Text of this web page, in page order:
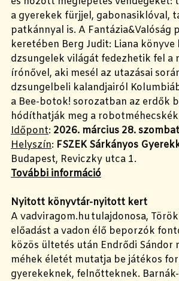
a gyerekek fürjjel, gabonasiklóval,
patkánnyal is. A Fantázia&Valóság
keretében Berg Judit: Liana könyve
dzsungelek világát fedezhetik fel a
írónővel, aki mesél az utazásai
dzsungelbeli kalandjairól
a Bee-botok! sorozatban az erdők
hódíthatják meg a
Időpont: 2026. március 28.
Helyszín: FSZEK Sárkányos
Budapest, Reviczky utca 1.
További információ
Nyitott könyvtár-nyitott kert
A vadviragom.hu tulajdonosa,
előadást a vadon élő beporzók
közös ültetés után Endrődi Sándor
méhek életét mutatja be játékos
gyerekeknek, felnőtteknek.